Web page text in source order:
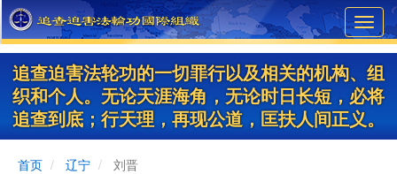
Skip
to
main
content
追查迫害法轮功的一切罪行以及相关的机构、组
织和个人。无论天涯海角，无论时日长短，必将
追查到底；行天理，再现公道，匡扶人间正义。
首页 辽宁 刘晋